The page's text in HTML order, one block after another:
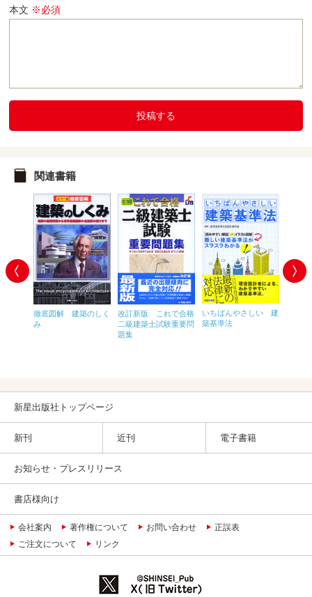
本文 ※必須
投稿する
関連書籍
徹底図解 建築のしく
み
改訂新版 これで合格
二級建築士試験重要問
題集
いちばんやさしい 建
築基準法
新星出版社トップページ
新刊 近刊 電子書籍
お知らせ・プレスリリース
書店様向け
会社案内 著作権について お問い合わせ
正誤表
ご注文について
リンク